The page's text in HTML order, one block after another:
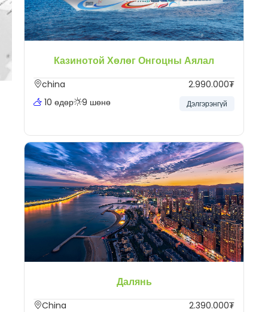
Казинотой Хөлөг Онгоцны Аялал
china
10 өдөр
9 шөнө
2.990.000₮
Дэлгэрэнгүй
Далянь
China
2.390.000₮